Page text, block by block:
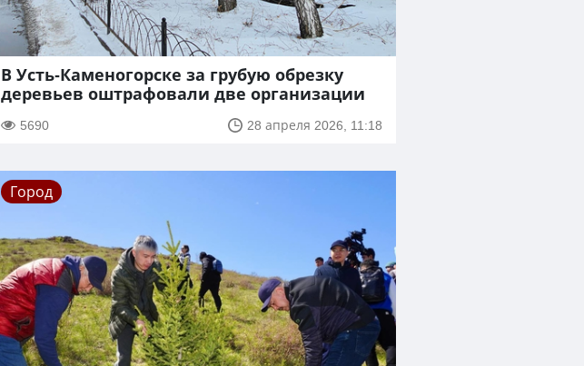
В Усть-Каменогорске за грубую обрезку
деревьев оштрафовали две организации
5690 28 апреля 2026, 11:18
Город